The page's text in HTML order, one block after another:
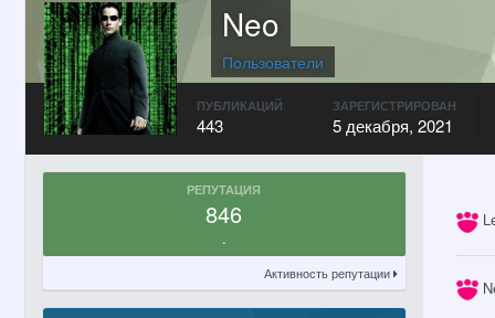
Neo
Пользователи
ПУБЛИКАЦИЙ
443
ЗАРЕГИСТРИРОВАН
5 декабря, 2021
РЕПУТАЦИЯ
846
.
Активность репутации